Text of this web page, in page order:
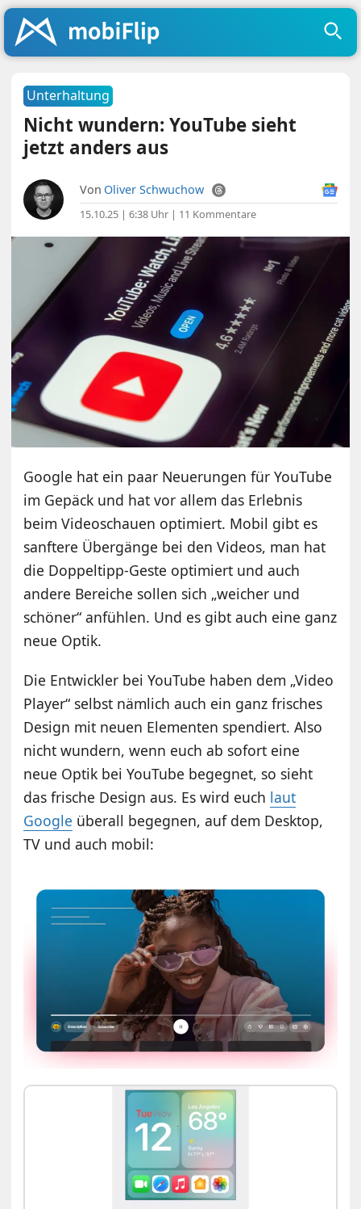
Unterhaltung
Nicht wundern: YouTube sieht
jetzt anders aus
Von Oliver Schwuchow
15.10.25 | 6:38 Uhr | 11 Kommentare
Google hat ein paar Neuerungen für YouTube
im Gepäck und hat vor allem das Erlebnis
beim Videoschauen optimiert. Mobil gibt es
sanftere Übergänge bei den Videos, man hat
die Doppeltipp-Geste optimiert und auch
andere Bereiche sollen sich „weicher und
schöner“ anfühlen. Und es gibt auch eine ganz
neue Optik.
Die Entwickler bei YouTube haben dem „Video
Player“ selbst nämlich auch ein ganz frisches
Design mit neuen Elementen spendiert. Also
nicht wundern, wenn euch ab sofort eine
neue Optik bei YouTube begegnet, so sieht
das frische Design aus. Es wird euch laut
Google überall begegnen, auf dem Desktop,
TV und auch mobil: